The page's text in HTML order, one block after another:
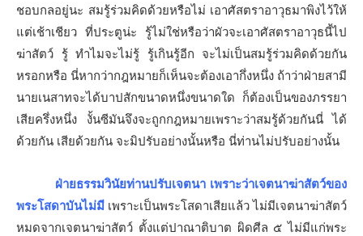
ชอบกลอยู่นะ สมรู้ร่วมคิดด้วยหรือไม่ เอาศัสตราอาวุธมาพิงไว้ให้
แต่เช้าเชียว ที่ประตูน่ะ รู้ไม่ใช่หรือว่าผัวจะเอาศัสตราอาวุธนี้ไป
ฆ่าสัตว์ รู้ ทำไมจะไม่รู้ รู้เกินรู้อีก จะไม่เป็นสมรู้ร่วมคิดด้วยกัน
หรอกหรือ นี่หากว่ากฎหมายก็เห็นจะต้องเอากึ่งหนึ่ง ถ้าว่าฝ่ายสามี
นายเนสาทจะได้บาปสักขนาดหนึ่งขนาดใด ก็ต้องเป็นของภรรยา
เสียครึ่งหนึ่ง งั้นซีมันจึงจะถูกกฎหมายเพราะว่าสมรู้ด้วยกันนี่ ได้
ด้วยกัน เสียด้วยกัน จะมิปรับอย่างนั้นหรือ นี่ท่านไม่ปรับอย่างนั้น
ฝ่ายธรรมวินัยท่านปรับเจตนา เพราะว่าเจตนาฆ่าสัตว์ของ
พระโสดาบันไม่มี เพราะเป็นพระโสดาเสียแล้ว ไม่มีเจตนาฆ่าสัตว์
หมดจากเจตนาฆ่าสัตว์ ตั้งแต่ปาณาติบาต ผิดศีล ๕ ไม่มีแก่พระ